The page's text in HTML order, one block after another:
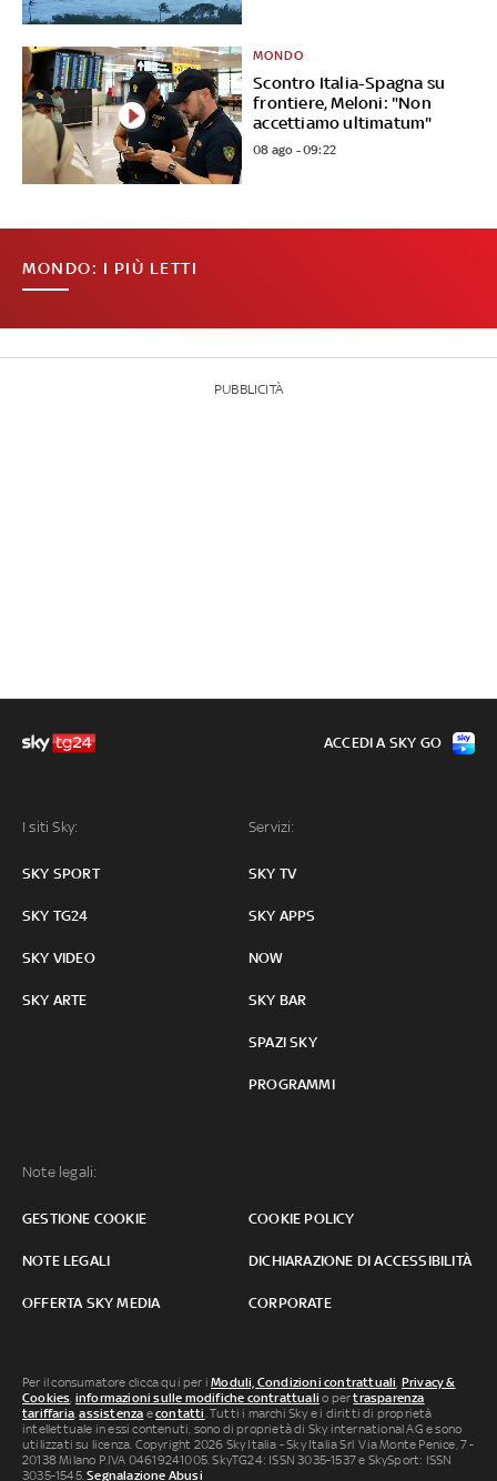
Scontro Italia-Spagna su
frontiere, Meloni: "Non
accettiamo ultimatum"
MONDO
08 ago - 09:22
MONDO: I PIÙ LETTI
PUBBLICITÀ
I siti Sky:
SKY SPORT
SKY TG24
SKY VIDEO
SKY ARTE
Servizi:
SKY TV
SKY APPS
NOW
SKY BAR
SPAZI SKY
PROGRAMMI
Note legali:
GESTIONE COOKIE COOKIE POLICY
NOTE LEGALI DICHIARAZIONE DI ACCESSIBILITÀ
OFFERTA SKY MEDIA CORPORATE
ACCEDI A SKY GO
Per il consumatore clicca qui per iModuli, Condizioni contrattuali, Privacy &
Cookies, informazioni sulle modifiche contrattuali o pertrasparenza
tariffaria,assistenza econtatti. Tutti i marchi Sky e i diritti di proprietà
intellettuale in essi contenuti, sono di proprietà di Sky international AG e sono
utilizzati su licenza. Copyright 2026 Sky Italia - Sky Italia Srl Via Monte Penice, 7 -
20138 Milano P.IVA 04619241005. SkyTG24: ISSN 3035-1537 e SkySport: ISSN
3035-1545.Segnalazione Abusi